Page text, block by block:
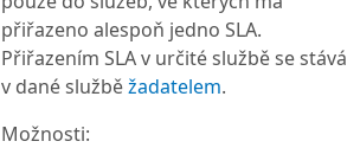
přiřazeno alespoň jedno SLA.
Přiřazením SLA v určité službě se stává
v dané služběžadatelem.
Možnosti: